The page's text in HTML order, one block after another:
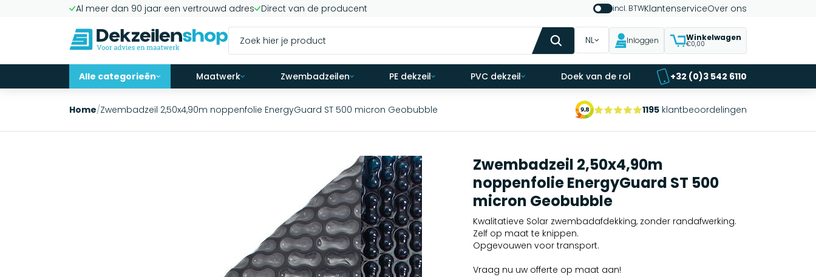
Al meer dan 90 jaar een vertrouwd adres Direct van de producent incl. BTWKlantenserviceOver ons
NL Inloggen Winkelwagen
€0,00
Alle categorieën Maatwerk Zwembadzeilen PE dekzeil PVC dekzeil Doek van de rol +32 (0)3 542 6110
Home/Zwembadzeil 2,50x4,90m noppenfolie EnergyGuard ST 500 micron Geobubble 1195 klantbeoordelingen
Zwembadzeil 2,50x4,90m
noppenfolie EnergyGuard ST 500
micron Geobubble
Kwalitatieve Solar zwembadafdekking, zonder randafwerking.
Zelf op maat te knippen.
Opgevouwen voor transport.
Vraag nu uw offerte op maat aan!